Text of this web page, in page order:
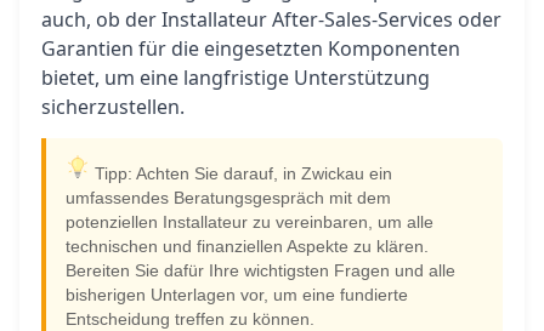
auch, ob der Installateur After-Sales-Services oder
Garantien für die eingesetzten Komponenten
bietet, um eine langfristige Unterstützung
sicherzustellen.
Tipp: Achten Sie darauf, in Zwickau ein
umfassendes Beratungsgespräch mit dem
potenziellen Installateur zu vereinbaren, um alle
technischen und finanziellen Aspekte zu klären.
Bereiten Sie dafür Ihre wichtigsten Fragen und alle
bisherigen Unterlagen vor, um eine fundierte
Entscheidung treffen zu können.